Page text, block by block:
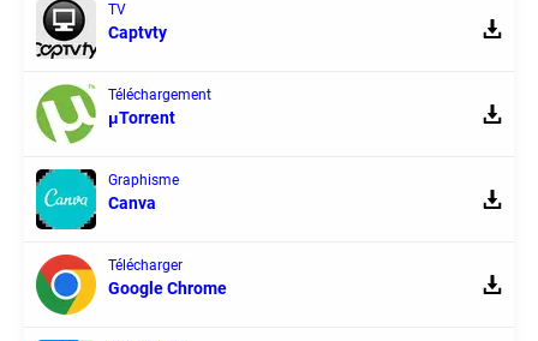
TV
Captvty
Téléchargement
μTorrent
Graphisme
Canva
Télécharger
Google Chrome